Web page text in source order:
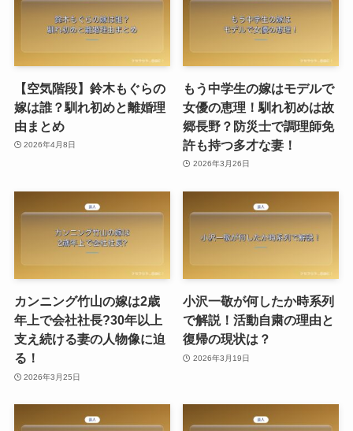
【空気階段】鈴木もぐらの
嫁は誰？馴れ初めと離婚理
由まとめ
2026年4月8日
もう中学生の嫁はモデルで
女優の恵理！馴れ初めは故
郷長野？防災士で調理師免
許も持つ多才な妻！
2026年3月26日
カンニング竹山の嫁は2歳
年上で会社社長?30年以上
支え続ける妻の人物像に迫
る！
2026年3月25日
小沢一敬が何したか時系列
で解説！活動自粛の理由と
復帰の現状は？
2026年3月19日